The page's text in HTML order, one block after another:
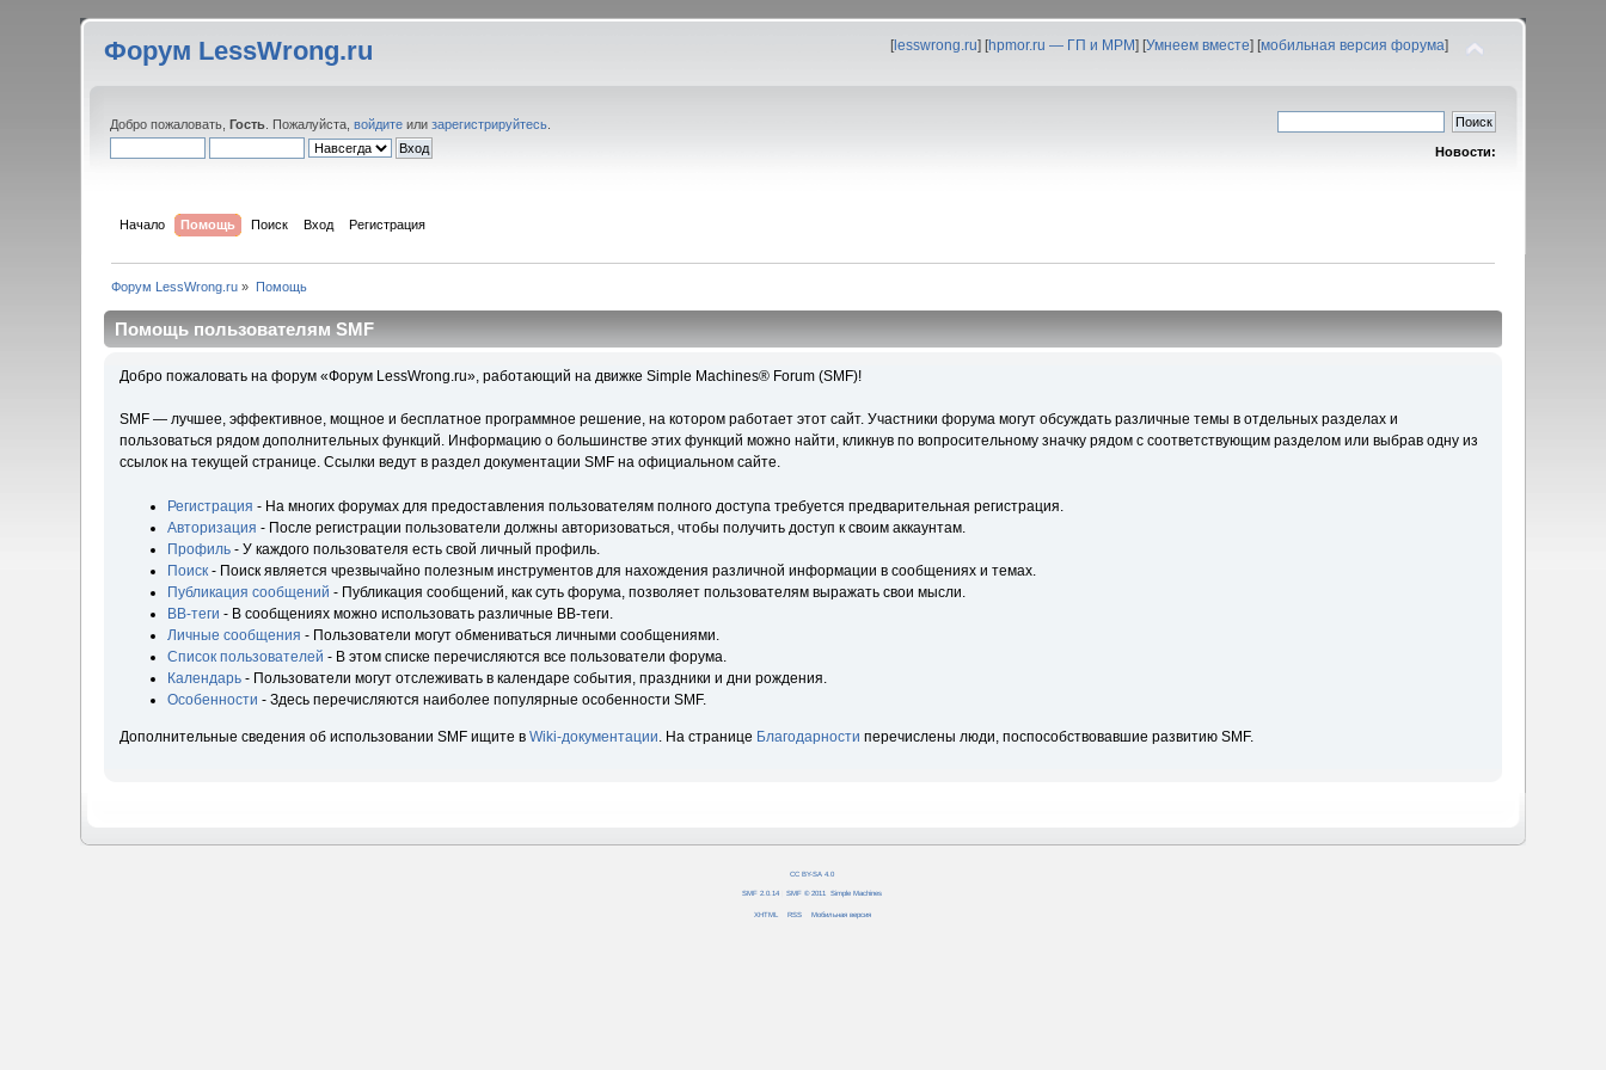
Форум LessWrong.ru [lesswrong.ru] [hpmor.ru — ГП и МРМ] [Умнеем вместе] [мобильная версия форума]
Добро пожаловать,Гость . Пожалуйста,войдите илизарегистрируйтесь
Новости:
Начало Помощь Поиск Вход Регистрация
Форум LessWrong.ru » Помощь
Помощь пользователям SMF
Добро пожаловать на форум «Форум LessWrong.ru», работающий на движке Simple Machines® Forum (SMF)!
SMF — лучшее, эффективное, мощное и бесплатное программное решение, на котором работает этот сайт. Участники форума могут обсуждать различные темы в отдельных разделах и
пользоваться рядом дополнительных функций. Информацию о большинстве этих функций можно найти, кликнув по вопросительному значку рядом с соответствующим разделом или выбрав одну из
ссылок на текущей странице. Ссылки ведут в раздел документации SMF на официальном сайте.
Регистрация - На многих форумах для предоставления пользователям полного доступа требуется предварительная регистрация.
Авторизация - После регистрации пользователи должны авторизоваться, чтобы получить доступ к своим аккаунтам.
Профиль- У каждого пользователя есть свой личный профиль.
Поиск- Поиск является чрезвычайно полезным инструментов для нахождения различной информации в сообщениях и темах.
Публикация сообщений - Публикация сообщений, как суть форума, позволяет пользователям выражать свои мысли.
BB-теги - В сообщениях можно использовать различные BB-теги.
Личные сообщения - Пользователи могут обмениваться личными сообщениями.
Список пользователей - В этом списке перечисляются все пользователи форума.
Календарь- Пользователи могут отслеживать в календаре события, праздники и дни рождения.
Особенности - Здесь перечисляются наиболее популярные особенности SMF.
Дополнительные сведения об использовании SMF ищите в Wiki-документации . На странице Благодарности перечислены люди, поспособствовавшие развитию SMF.
CC BY-SA 4.0
SMF 2.0.14 SMF © 2011 Simple Machines
XHTML RSS Мобильная версия